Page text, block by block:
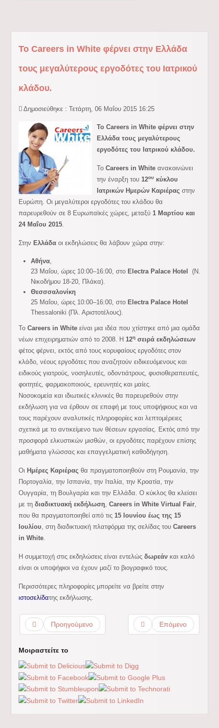
Το Careers in White φέρνει στην Ελλάδα
τους μεγαλύτερους εργοδότες του Ιατρικού
κλάδου.
Δημοσιεύθηκε : Τετάρτη, 06 Μαΐου 2015 16:25
Το Careers in White φέρνει στην
Ελλάδα τους μεγαλύτερους
εργοδότες του Ιατρικού κλάδου.
Το Careers in Whiteανακοινώνει
την έναρξη του 12ουκύκλου
Ιατρικών Ημερών Καριέρας στην
Ευρώπη. Οι μεγαλύτεροι εργοδότες του κλάδου θα
παρευρεθούν σε 8 Ευρωπαϊκές χώρες, μεταξύ 1 Μαρτίου και
24 Μαΐου 2015.
Στην Ελλάδαοι εκδηλώσεις θα λάβουν χώρα στην:
Αθήνα,
23 Μαΐου, ώρες 10:00–16:00, στο Electra Palace Hotel
(Ν.
Νικοδήμου 18-20, Πλάκα).
Θεσσσαλονίκη
25 Μαΐου, ώρες 10:00–16:00, στο Electra Palace Hotel
Thessaloniki (Πλ. Αριστοτέλους).
Το Careers in Whiteείναι μια ιδέα που χτίστηκε από μια ομάδα
νέων επιχειρηματιών από το 2008. Η 12ησειρά εκδηλώσεων
φέτος φέρνει, εκτός από τους κορυφαίους εργοδότες στον
κλάδο, νέους εργοδότες που αναζητούν ειδικευόμενους και
ειδικούς γιατρούς, νοσηλευτές, οδοντιάτρους, φυσιοθεραπευτές,
φοιτητές, φαρμακοποιούς, ερευνητές και μαίες.
Νοσοκομεία και ιδιωτικές κλινικές θα παρευρεθούν στην
εκδήλωση για να έρθουν σε επαφή με τους υποψήφιους και να
τους παρέχουν αναλυτικές πληροφορίες και λεπτομέρειες
σχετικά με το αντικείμενο των θέσεων εργασίας. Εκτός από την
προσφορά ελκυστικών μισθών, οι εργοδότες παρέχουν επίσης
μαθήματα γλώσσας και επαγγελματική καθοδήγηση.
Οι Ημέρες Καριέρας θα πραγματοποιηθούν στη Ρουμανία, την
Πορτογαλία, την Ισπανία, την Ιταλία, την Κροατία, την
Ουγγαρία, τη Βουλγαρία και την Ελλάδα. Ο κύκλος θα κλείσει
με τη διαδικτυακή εκδήλωση, Careers in White Virtual Fair,
που θα πραγματοποιηθεί από τις 15 Ιουνίου έως της 15
Ιουλίου, στη διαδικτυακή πλατφόρμα της σελίδας του Careers
in White.
Η συμμετοχή στις εκδηλώσεις είναι εντελώς δωρεάνκαι καλό
είναι οι υποψήφιοι να έχουν μαζί το βιογραφικό τους.
Περισσότερες πληροφορίες μπορείτε να βρείτε στην
ιστοσελίδατης εκδήλωσης.
Προηγούμενο Επόμενο
Μοιραστείτε το